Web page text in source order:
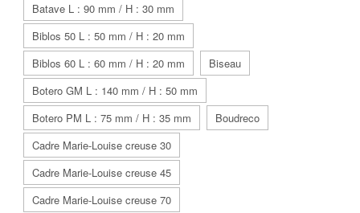
Batave L : 90 mm / H : 30 mm
Biblos 50 L : 50 mm / H : 20 mm
Biblos 60 L : 60 mm / H : 20 mm
Biseau
Botero GM L : 140 mm / H : 50 mm
Botero PM L : 75 mm / H : 35 mm
Boudreco
Cadre Marie-Louise creuse 30
Cadre Marie-Louise creuse 45
Cadre Marie-Louise creuse 70